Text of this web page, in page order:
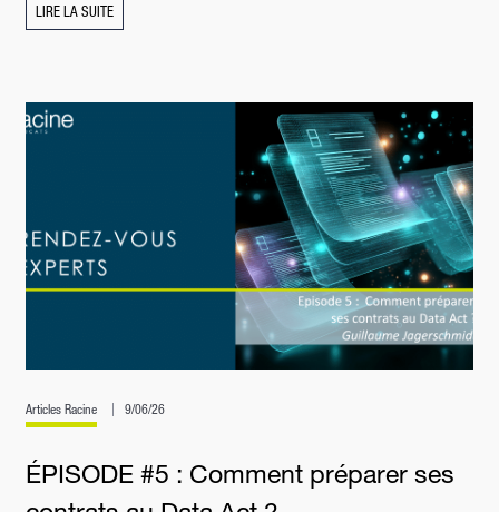
LIRE LA SUITE
Articles Racine 9/06/26
ÉPISODE #5 : Comment préparer ses